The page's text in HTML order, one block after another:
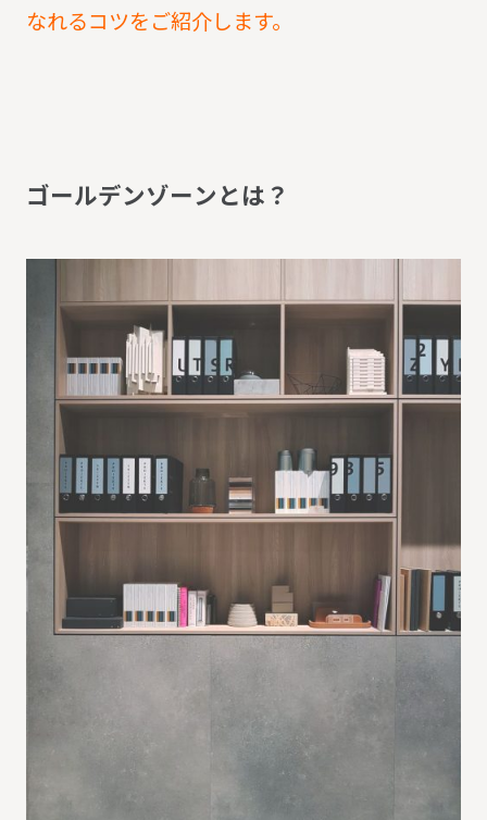
なれるコツをご紹介します。
ゴールデンゾーンとは ？